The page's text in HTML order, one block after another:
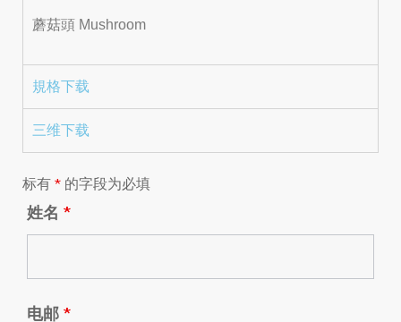
蘑菇頭 Mushroom
規格下载
三维下载
标有 * 的字段为必填
姓名 *
电邮 *